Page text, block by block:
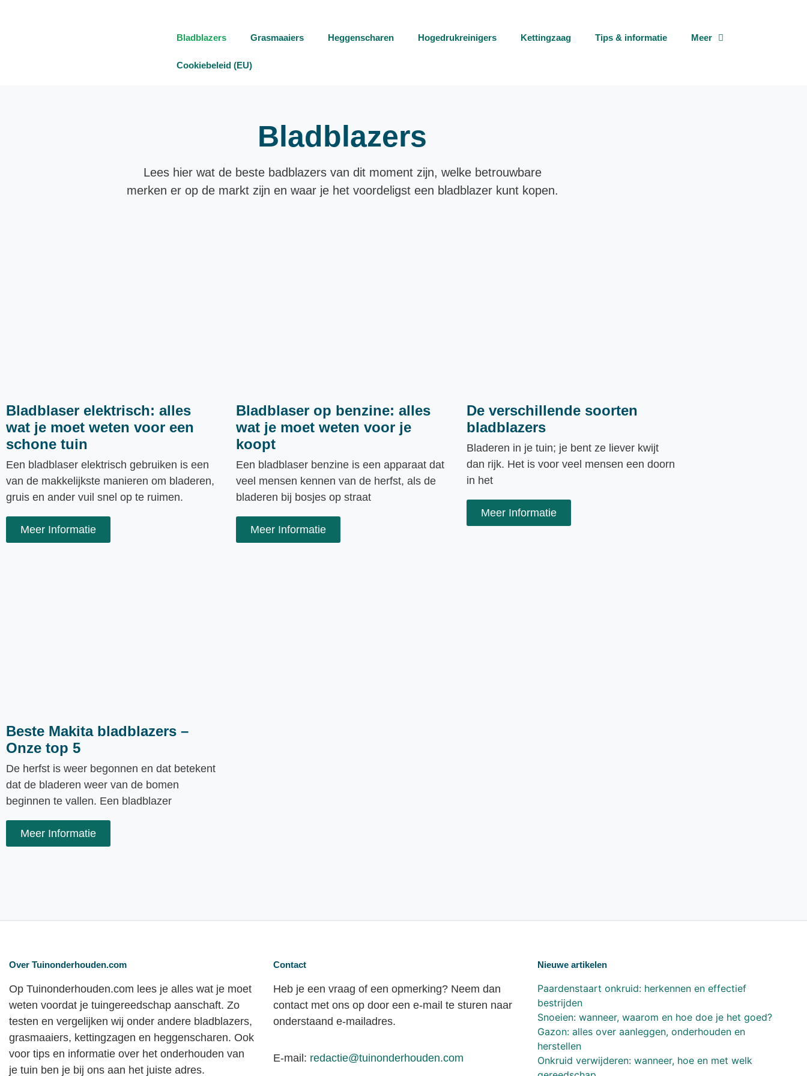
Bladblazers Grasmaaiers Heggenscharen Hogedrukreinigers Kettingzaag Tips & informatie Meer
Cookiebeleid (EU)
Bladblazers
Lees hier wat de beste badblazers van dit moment zijn, welke betrouwbare
merken er op de markt zijn en waar je het voordeligst een bladblazer kunt kopen.
Bladblaser elektrisch: alles
wat je moet weten voor een
schone tuin
Een bladblaser elektrisch gebruiken is een
van de makkelijkste manieren om bladeren,
gruis en ander vuil snel op te ruimen.
Meer Informatie
Bladblaser op benzine: alles
wat je moet weten voor je
koopt
Een bladblaser benzine is een apparaat dat
veel mensen kennen van de herfst, als de
bladeren bij bosjes op straat
Meer Informatie
De verschillende soorten
bladblazers
Bladeren in je tuin; je bent ze liever kwijt
dan rijk. Het is voor veel mensen een doorn
in het
Meer Informatie
Beste Makita bladblazers –
Onze top 5
De herfst is weer begonnen en dat betekent
dat de bladeren weer van de bomen
beginnen te vallen. Een bladblazer
Meer Informatie
Over Tuinonderhouden.com
Op Tuinonderhouden.com lees je alles wat je moet
weten voordat je tuingereedschap aanschaft. Zo
testen en vergelijken wij onder andere bladblazers,
grasmaaiers, kettingzagen en heggenscharen. Ook
voor tips en informatie over het onderhouden van
je tuin ben je bij ons aan het juiste adres.
Contact
Heb je een vraag of een opmerking? Neem dan
contact met ons op door een e-mail te sturen naar
onderstaand e-mailadres.
E-mail: redactie@tuinonderhouden.com
Nieuwe artikelen
Paardenstaart onkruid: herkennen en effectief
bestrijden
Snoeien: wanneer, waarom en hoe doe je het goed?
Gazon: alles over aanleggen, onderhouden en
herstellen
Onkruid verwijderen: wanneer, hoe en met welk